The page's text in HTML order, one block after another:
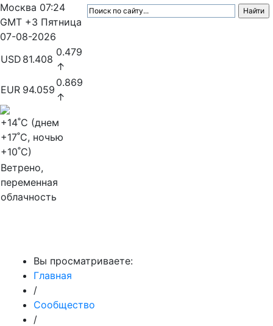
Москва 07:24
GMT +3 Пятница
07-08-2026
USD 81.408
0.479
↑
EUR 94.059
0.869
↑
+14˚C (днем
+17˚C, ночью
+10˚C)
Ветрено,
переменная
облачность
Вы просматриваете:
Главная
/
Сообщество
/